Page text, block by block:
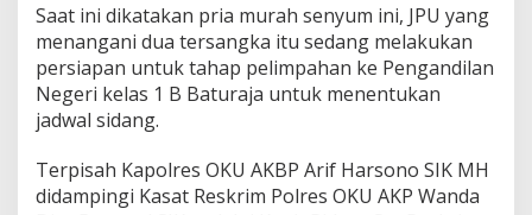
Saat ini dikatakan pria murah senyum ini, JPU yang
menangani dua tersangka itu sedang melakukan
persiapan untuk tahap pelimpahan ke Pengandilan
Negeri kelas 1 B Baturaja untuk menentukan
jadwal sidang.
Terpisah Kapolres OKU AKBP Arif Harsono SIK MH
didampingi Kasat Reskrim Polres OKU AKP Wanda